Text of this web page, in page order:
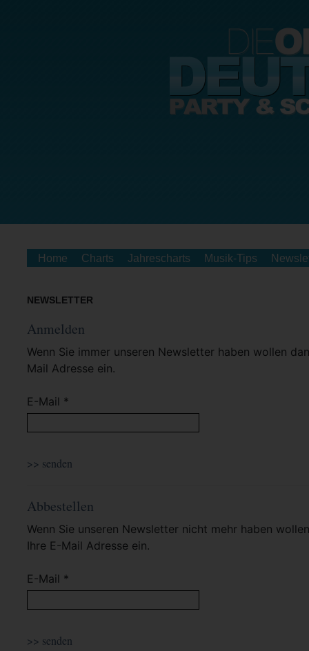
Home Charts Jahrescharts Musik-Tips
NEWSLETTER
Anmelden
Wenn Sie immer unseren Newsletter haben wollen
Mail Adresse ein.
E-Mail *
Abbestellen
Wenn Sie unseren Newsletter nicht mehr haben
Ihre E-Mail Adresse ein.
E-Mail *